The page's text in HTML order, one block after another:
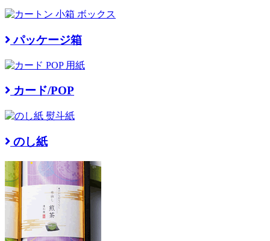
パッケージ箱
カード/POP
のし紙